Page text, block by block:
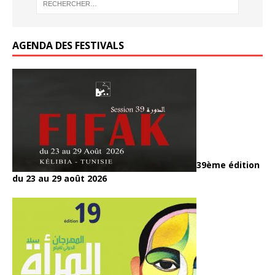
AGENDA DES FESTIVALS
39ème édition
du 23 au 29 août 2026